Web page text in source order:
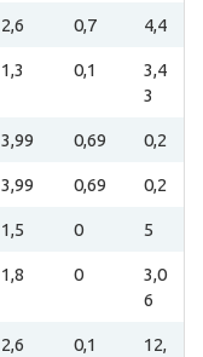
2,6 0,7 4,4
1,3 0,1
3,4
3
3,99 0,69 0,2
3,99 0,69 0,2
1,5 0 5
1,8 0
3,0
6
2,6 0,1
12,